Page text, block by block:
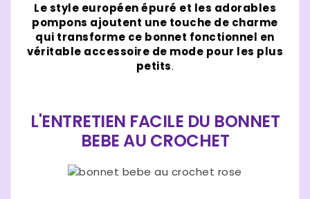
Le style européen épuré et les adorables
pompons ajoutent une touche de charme
qui transforme ce bonnet fonctionnel en
véritable accessoire de mode pour les plus
petits.
L'ENTRETIEN FACILE DU BONNET
BEBE AU CROCHET